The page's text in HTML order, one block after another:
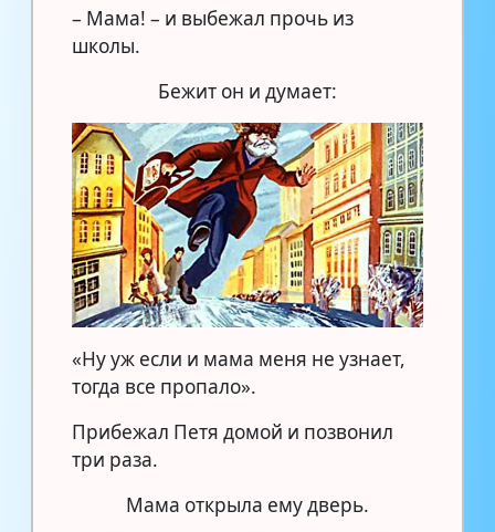
– Мама! – и выбежал прочь из
школы.
Бежит он и думает:
«Ну уж если и мама меня не узнает,
тогда все пропало».
Прибежал Петя домой и позвонил
три раза.
Мама открыла ему дверь.